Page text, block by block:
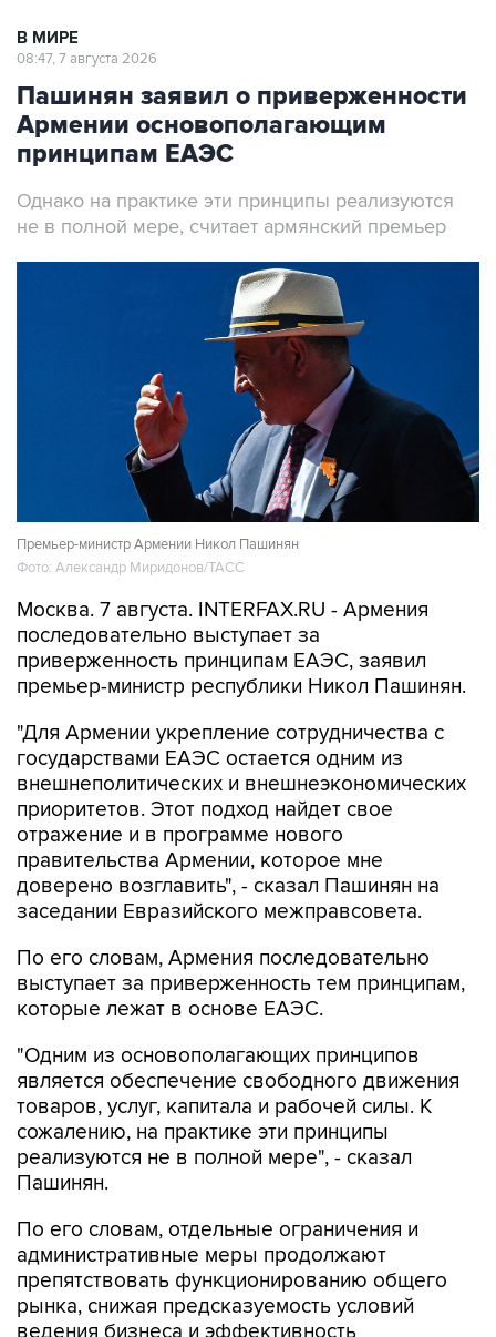
В МИРЕ
08:47, 7 августа 2026
Пашинян заявил о приверженности
Армении основополагающим
принципам ЕАЭС
Однако на практике эти принципы реализуются
не в полной мере, считает армянский премьер
Премьер-министр Армении Никол Пашинян
Фото: Александр Миридонов/ТАСС
Москва. 7 августа. INTERFAX.RU - Армения
последовательно выступает за
приверженность принципам ЕАЭС, заявил
премьер-министр республики Никол Пашинян.
"Для Армении укрепление сотрудничества с
государствами ЕАЭС остается одним из
внешнеполитических и внешнеэкономических
приоритетов. Этот подход найдет свое
отражение и в программе нового
правительства Армении, которое мне
доверено возглавить", - сказал Пашинян на
заседании Евразийского межправсовета.
По его словам, Армения последовательно
выступает за приверженность тем принципам,
которые лежат в основе ЕАЭС.
"Одним из основополагающих принципов
является обеспечение свободного движения
товаров, услуг, капитала и рабочей силы. К
сожалению, на практике эти принципы
реализуются не в полной мере", - сказал
Пашинян.
По его словам, отдельные ограничения и
административные меры продолжают
препятствовать функционированию общего
рынка, снижая предсказуемость условий